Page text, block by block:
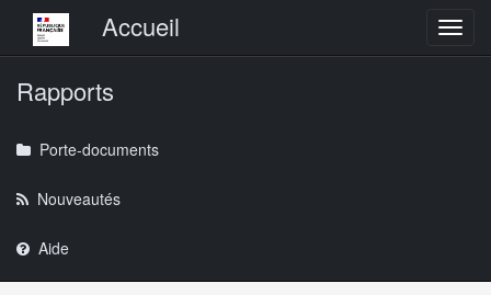
Menu principalAccueil
Rapports
Porte-documents
Nouveautés
Aide